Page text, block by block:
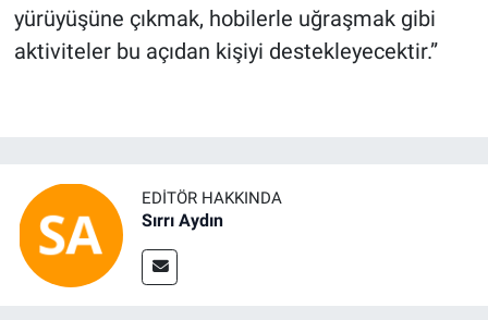
yürüyüşüne çıkmak, hobilerle uğraşmak gibi
aktiviteler bu açıdan kişiyi destekleyecektir.”
EDITÖR HAKKINDA
Sırrı Aydın